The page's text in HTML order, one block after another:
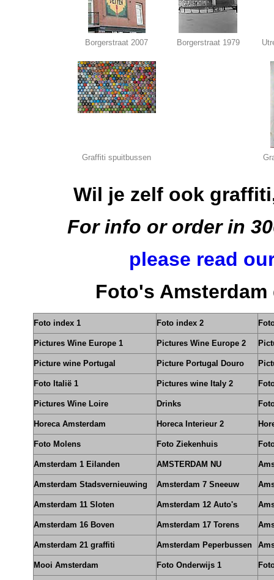
Borgerstraat 2007 Borgerstraat 1979
Graffiti spuitbussen
Wil je zelf ook
For info or order in
please read
Foto's
Foto index 1 Foto index 2
Pictures Wine Europe 1 Pictures Wine Europe 2
Picture wine Portugal Picture Portugal Douro
Foto Italië 1 Pictures wine Italy 2
Pictures Wine Loire Drinks
Horeca Amsterdam Horeca Interieur 2
Foto Molens Foto Ziekenhuis
Amsterdam 1 Eilanden AMSTERDAM NU
Amsterdam Stadsvernieuwing Amsterdam 7 Sneeuw
Amsterdam 11 Sloten Amsterdam 12 Auto's
Amsterdam 16 Boven Amsterdam 17 Torens
Amsterdam 21 graffiti Amsterdam Peperbussen
Mooi Amsterdam Foto Onderwijs 1